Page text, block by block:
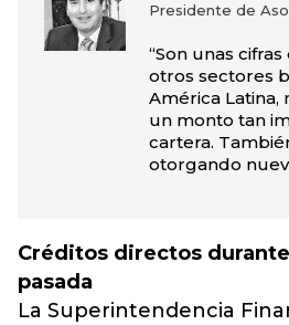
Presidente de
“Son unas
otros sectores
América Latina,
un monto tan
cartera.
otorgando
Créditos directos
pasada
La Superintendencia